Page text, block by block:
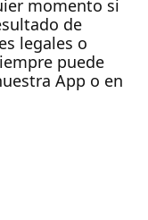
momento si
de
legales o
puede
App o en